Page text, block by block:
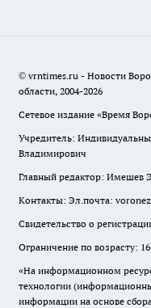
© vrntimes.ru - Новости
области, 2004-2026
Сетевое издание «Время
Учредитель:
Владимирович
Главный редактор: Имешев
Контакты: Эл.почта:
Свидетельство о
Ограничение по возрасту:
«На информационном
технологии
информации на основе